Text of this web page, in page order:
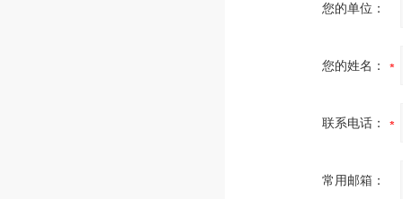
您的单位：
您的姓名：
联系电话：
常用邮箱：